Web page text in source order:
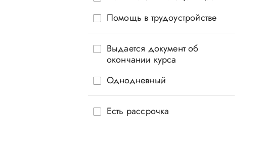
Помощь в трудоустройстве
Выдается документ об
окончании курса
Однодневный
Есть рассрочка